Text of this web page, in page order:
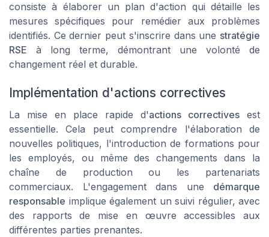
consiste à élaborer un plan d'action qui détaille les
mesures spécifiques pour remédier aux problèmes
identifiés. Ce dernier peut s'inscrire dans une stratégie
RSE à long terme, démontrant une volonté de
changement réel et durable.
Implémentation d'actions correctives
La mise en place rapide d'actions correctives est
essentielle. Cela peut comprendre l'élaboration de
nouvelles politiques, l'introduction de formations pour
les employés, ou même des changements dans la
chaîne de production ou les partenariats
commerciaux. L'engagement dans une démarque
responsable implique également un suivi régulier, avec
des rapports de mise en œuvre accessibles aux
différentes parties prenantes.